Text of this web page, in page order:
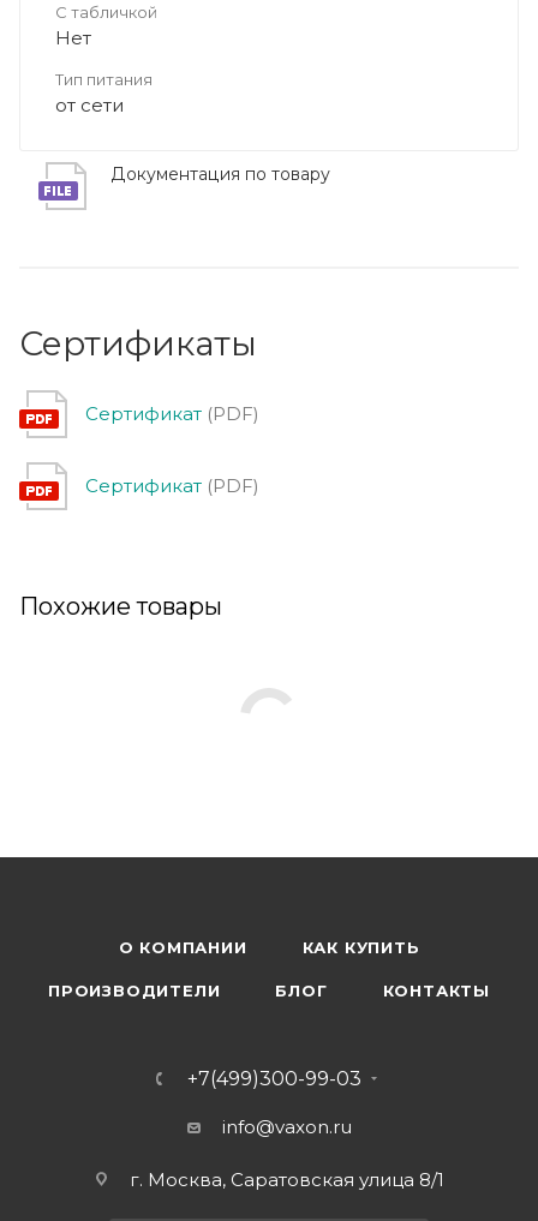
С табличкой
Нет
Тип питания
от сети
Документация по товару
Сертификаты
Сертификат (PDF)
Сертификат (PDF)
Похожие товары
О КОМПАНИИ КАК КУПИТЬ
ПРОИЗВОДИТЕЛИ БЛОГ КОНТАКТЫ
+7(499)300-99-03
info@vaxon.ru
г. Москва, Саратовская улица 8/1